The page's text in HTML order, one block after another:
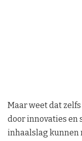
Maar weet dat
door innovaties en
inhaalslag kunnen